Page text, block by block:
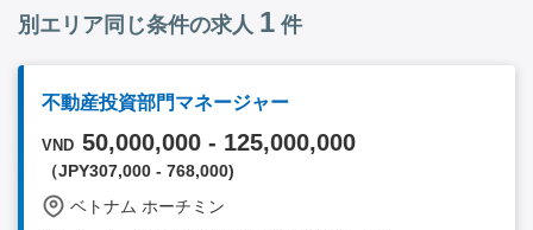
別エリア同じ条件の求人 1 件
不動産投資部門マネージャー
VND 50,000,000 - 125,000,000
（JPY307,000 - 768,000)
ベトナム ホーチミン